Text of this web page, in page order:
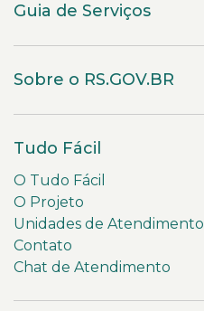
Guia de Serviços
Sobre o RS.GOV.BR
Tudo Fácil
O Tudo Fácil
O Projeto
Unidades de Atendimento
Contato
Chat de Atendimento